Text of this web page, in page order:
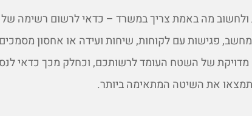
מה באמת צריך במשרד – כדאי לרשום רשימה
פגישות עם לקוחות, שיחות ועידה או אחסון
מדויקת של השטח העומד לרשותכם, וכחלק מכך כדאי
את השיטה המתאימה ביותר.